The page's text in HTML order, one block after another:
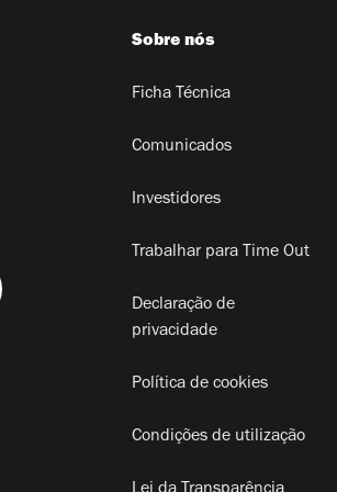
Sobre nós
Ficha Técnica
Comunicados
Investidores
Trabalhar para Time Out
Declaração de
privacidade
Política de cookies
Condições de utilização